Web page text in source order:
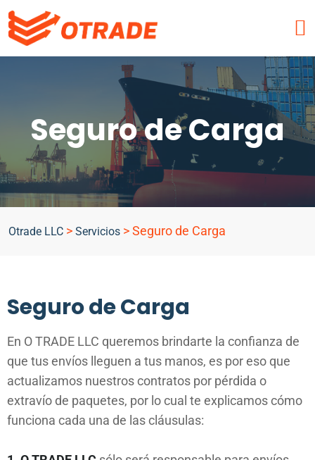
Seguro de Carga
Otrade LLC > Servicios >Seguro de Carga
Seguro de Carga
En O TRADE LLC queremos brindarte la confianza de
que tus envíos lleguen a tus manos, es por eso que
actualizamos nuestros contratos por pérdida o
extravío de paquetes, por lo cual te explicamos cómo
funciona cada una de las cláusulas: